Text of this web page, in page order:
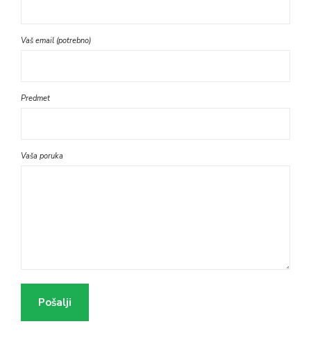
Vaš email (potrebno)
Predmet
Vaša poruka